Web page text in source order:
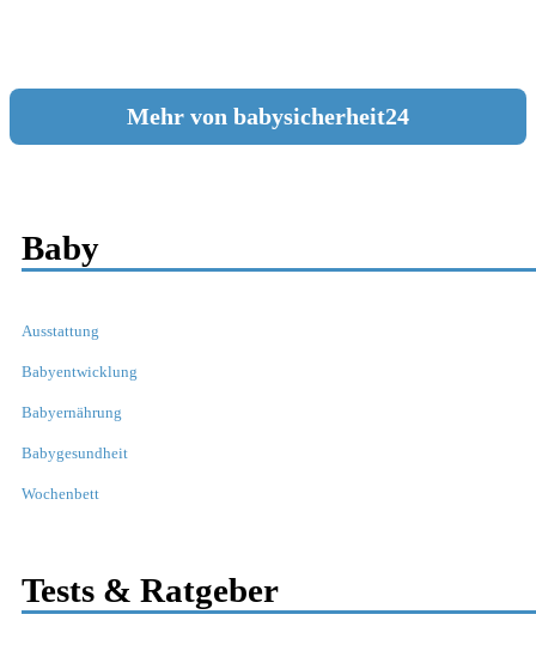
Mehr von babysicherheit24
Baby
Ausstattung
Babyentwicklung
Babyernährung
Babygesundheit
Wochenbett
Tests & Ratgeber